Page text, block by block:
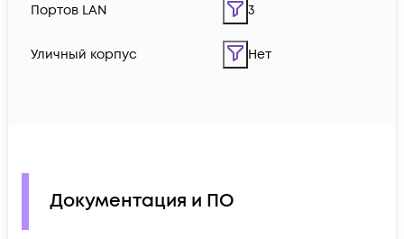
Портов LAN 3
Уличный корпус Нет
Документация и ПО